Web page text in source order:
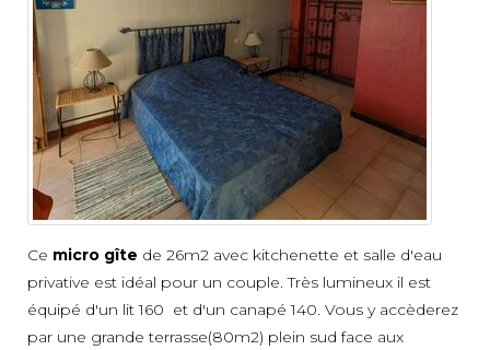
Ce micro gîte de 26m2 avec kitchenette et salle d'eau
privative est idéal pour un couple. Très lumineux il est
équipé d'un lit 160 et d'un canapé 140. Vous y accèderez
par une grande terrasse(80m2) plein sud face aux